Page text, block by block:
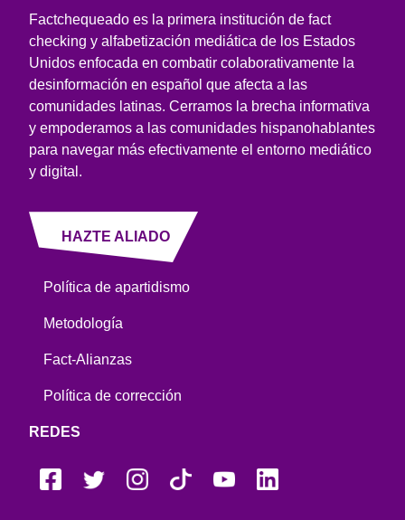
Factchequeado es la primera institución de fact
checking y alfabetización mediática de los Estados
Unidos enfocada en combatir colaborativamente la
desinformación en español que afecta a las
comunidades latinas. Cerramos la brecha informativa
y empoderamos a las comunidades hispanohablantes
para navegar más efectivamente el entorno mediático
y digital.
HAZTE ALIADO
Política de apartidismo
Metodología
Fact-Alianzas
Política de corrección
REDES